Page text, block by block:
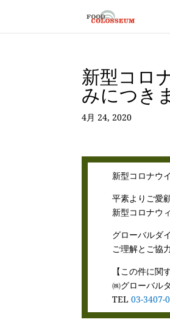
新型コロ
みにつき
4月 24, 2020
新型コロナウ
平素よりご愛
新型コロナウ
グローバルダ
ご理解とご協
【この件に関
㈱グローバル
TEL03-3407-